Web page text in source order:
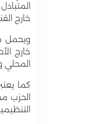
خارج
ويحمل
خارج
المحلي
كما
الحزب